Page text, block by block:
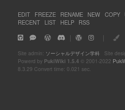
EDIT FREEZE RENAME NEW COPY
RECENT
LIST HELP RSS
｜ ｜
Site admin: ソーシャルデザイン学科Site
Powerd by PukiWiki 1.5.4 © 2001-2022
8.3.29 Convert time: 0.021 sec.